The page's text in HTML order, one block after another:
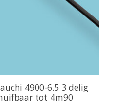
4900-6.5 3 delig
tot 4m90